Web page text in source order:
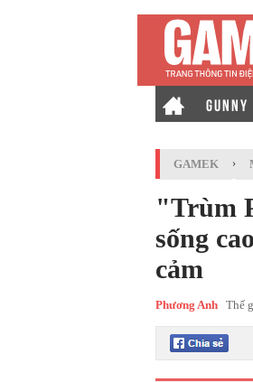
GUNNY
GAMEK ›
"Trùm
sống
cảm
Phương Anh Thế